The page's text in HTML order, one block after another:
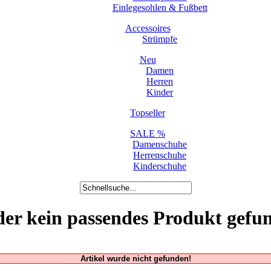
Einlegesohlen & Fußbett
Accessoires
Strümpfe
Neu
Damen
Herren
Kinder
Topseller
SALE %
Damenschuhe
Herrenschuhe
Kinderschuhe
kein passendes Produkt
Artikel wurde nicht gefunden!